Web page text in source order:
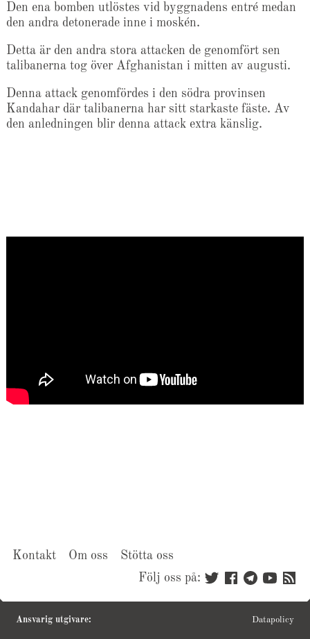
Den ena bomben utlöstes vid byggnadens entré medan
den andra detonerade inne i moskén.
Detta är den andra stora attacken de genomfört sen
talibanerna tog över Afghanistan i mitten av augusti.
Denna attack genomfördes i den södra provinsen
Kandahar där talibanerna har sitt starkaste fäste. Av
den anledningen blir denna attack extra känslig.
Kontakt Om oss
Stötta oss
Följ oss på:
Ansvarig utgivare: Datapolicy